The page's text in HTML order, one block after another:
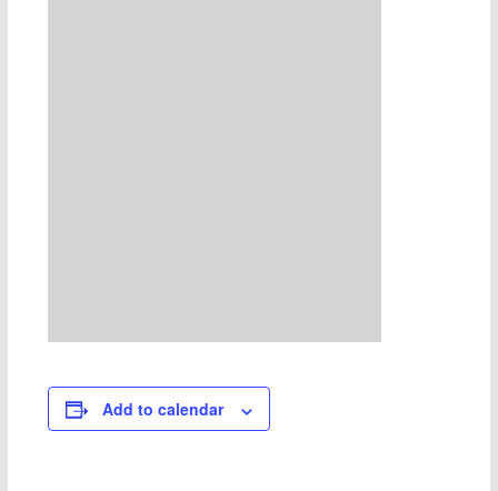
Add to calendar